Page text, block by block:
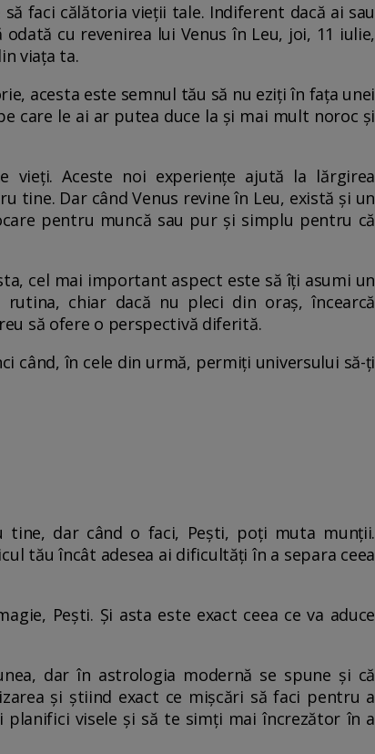
faci călătoria vieții tale. Indiferent dacă ai sau
cu revenirea lui Venus în Leu, joi, 11 iulie,
viața ta.
acesta este semnul tău să nu eziți în fața unei
care le ai ar putea duce la și mai mult noroc și
Aceste noi experiențe ajută la lărgirea
tine. Dar când Venus revine în Leu, există și un
pentru muncă sau pur și simplu pentru că
cel mai important aspect este să îți asumi un
chiar dacă nu pleci din oraș, încearcă
să ofere o perspectivă diferită.
când, în cele din urmă, permiți universului să-ți
tine, dar când o faci, Pești, poți muta munții.
tău încât adesea ai dificultăți în a separa ceea
Pești. Și asta este exact ceea ce va aduce
dar în astrologia modernă se spune și că
și știind exact ce mișcări să faci pentru a
planifici visele și să te simți mai încrezător în a